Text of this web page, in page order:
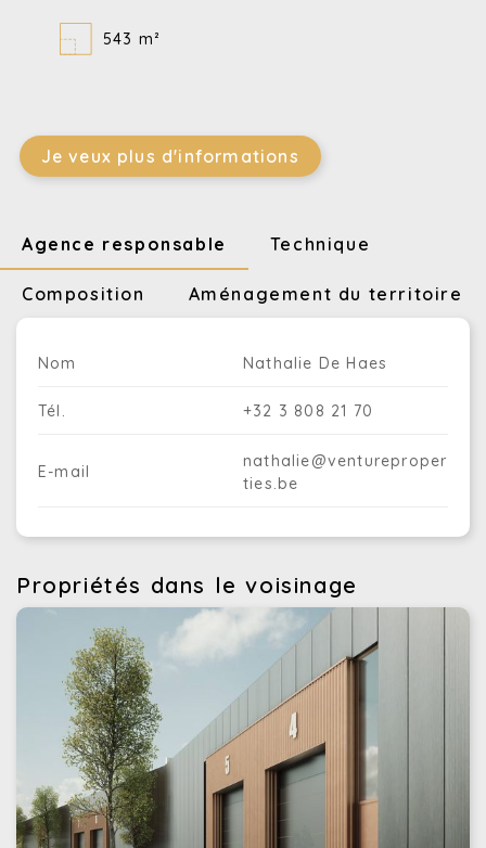
543 m²
Je veux plus d'informations
Agence responsable Technique
Composition Aménagement du territoire
Nom Nathalie De Haes
Tél. +32 3 808 21 70
E-mail
nathalie@ventureproper
ties.be
Propriétés dans le voisinage